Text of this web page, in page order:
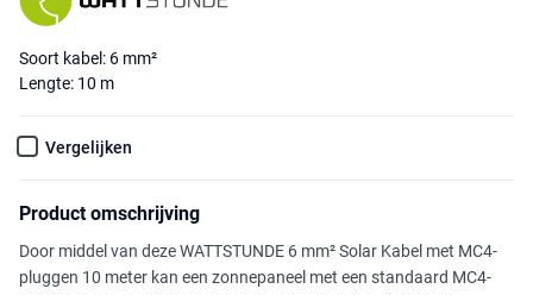
Soort kabel: 6 mm²
Lengte: 10 m
Vergelijken
Product omschrijving
Door middel van deze WATTSTUNDE 6 mm² Solar Kabel met MC4-
pluggen 10 meter kan een zonnepaneel met een standaard MC4-